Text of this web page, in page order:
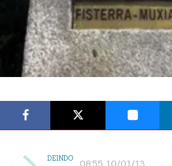
DEINDO 08:55 10/01/13